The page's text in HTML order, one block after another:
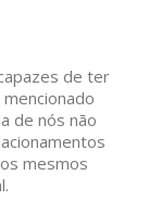
de ter
de nós não
mesmos